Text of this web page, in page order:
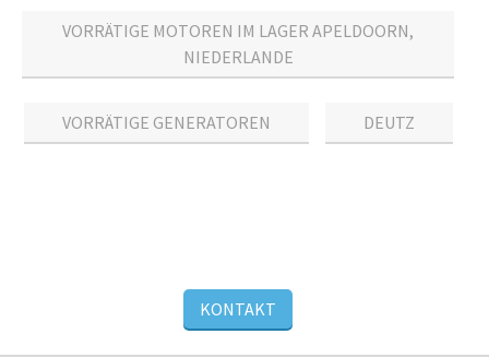
VORRÄTIGE MOTOREN IM LAGER APELDOORN,
NIEDERLANDE
VORRÄTIGE GENERATOREN DEUTZ
KONTAKT